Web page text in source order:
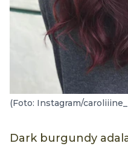
(Foto: Instagram/
Dark burgundy